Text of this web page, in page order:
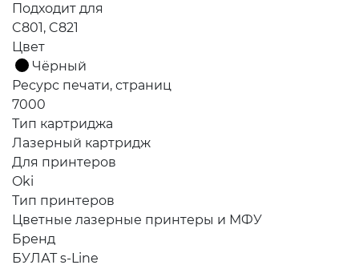
Подходит для
C801, C821
Цвет
Чёрный
Ресурс печати, страниц
7000
Тип картриджа
Лазерный картридж
Для принтеров
Oki
Тип принтеров
Цветные лазерные принтеры и МФУ
Бренд
БУЛАТ s-Line